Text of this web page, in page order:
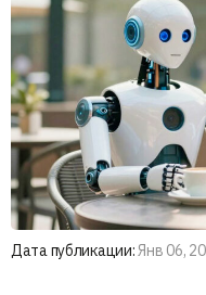
Дата публикации:Янв 06,